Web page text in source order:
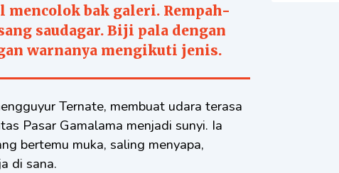
bak galeri. Rempah-
saudagar. Biji pala dengan
warnanya mengikuti jenis.
Pasar Gamalama menjadi sunyi. Ia
bertemu muka, saling menyapa,
di sana.